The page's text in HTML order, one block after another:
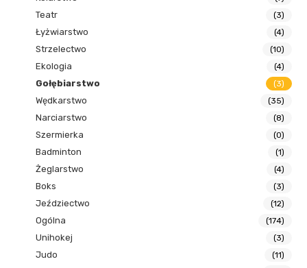
Teatr (3)
Łyżwiarstwo (4)
Strzelectwo (10)
Ekologia (4)
Gołębiarstwo (3)
Wędkarstwo (35)
Narciarstwo (8)
Szermierka (0)
Badminton (1)
Żeglarstwo (4)
Boks (3)
Jeździectwo (12)
Ogólna (174)
Unihokej (3)
Judo (11)